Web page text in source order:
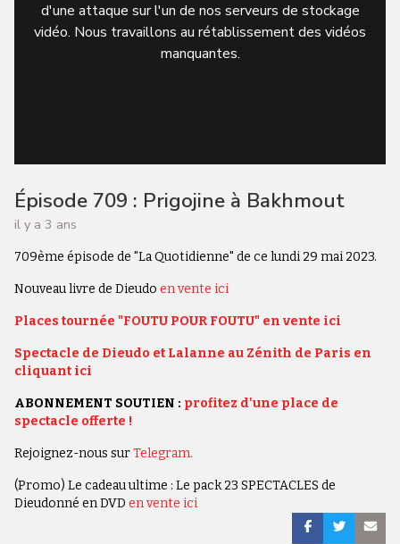
d'une attaque sur l'un de nos serveurs de stockage
vidéo. Nous travaillons au rétablissement des vidéos
manquantes.
Épisode 709 : Prigojine à Bakhmout
il y a 3 ans
709ème épisode de "La Quotidienne" de ce lundi 29 mai 2023.
Nouveau livre de Dieudo en vente ici
Places tournée "FOUTU POUR FOUTU" en vente ici
Spectacle de Dieudo et Lalanne au Zénith de Paris en
cliquant ici
ABONNEMENT SOUTIEN : profitez d'une place de
spectacle offerte !
Rejoignez-nous surTelegram.
(Promo) Le cadeau ultime : Le pack 23 SPECTACLES de
Dieudonné en DVD en vente ici